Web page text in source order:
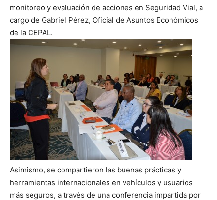
monitoreo y evaluación de acciones en Seguridad Vial, a
cargo de Gabriel Pérez, Oficial de Asuntos Económicos
de la CEPAL.
Asimismo, se compartieron las buenas prácticas y
herramientas internacionales en vehículos y usuarios
más seguros, a través de una conferencia impartida por